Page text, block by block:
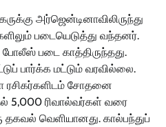
அர்ஜென்டினாவிலிருந்து
படையெடுத்து வந்தனர்.
படை காத்திருந்தது.
பார்க்க மட்டும் வரவில்லை.
ரசிகர்களிடம் சோதனை
5,000 ரிவால்வர்கள் வரை
தகவல் வெளியானது. கால்பந்துப்